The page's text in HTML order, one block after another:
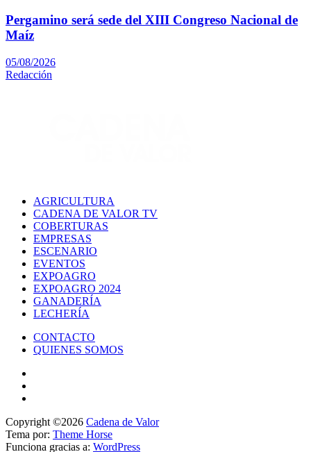
Pergamino será sede del XIII Congreso Nacional de
Maíz
05/08/2026
Redacción
AGRICULTURA
CADENA DE VALOR TV
COBERTURAS
EMPRESAS
ESCENARIO
EVENTOS
EXPOAGRO
EXPOAGRO 2024
GANADERÍA
LECHERÍA
CONTACTO
QUIENES SOMOS
Copyright ©2026 Cadena de Valor
Tema por: Theme Horse
Funciona gracias a: WordPress